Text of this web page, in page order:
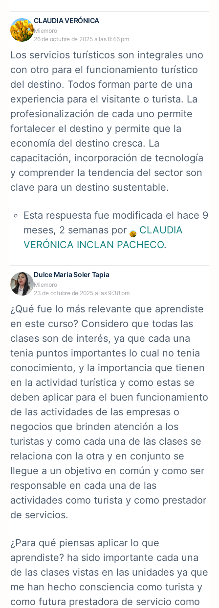
CLAUDIA VERÓNICA
Miembro
26 de octubre de 2025 a las 8:46 pm
Los servicios turísticos son integrales uno
con otro para el funcionamiento turístico
del destino. Todos forman parte de una
experiencia para el visitante o turista. La
profesionalización de cada uno permite
fortalecer el destino y permite que la
economía del destino cresca. La
capacitación, incorporación de tecnología
y comprender la tendencia del sector son
clave para un destino sustentable.
Esta respuesta fue modificada el hace 9
meses, 2 semanas por
CLAUDIA
VERÓNICA INCLAN PACHECO.
Dulce Maria Soler Tapia
Miembro
23 de octubre de 2025 a las 9:38 pm
¿Qué fue lo más relevante que aprendiste
en este curso? Considero que todas las
clases son de interés, ya que cada una
tenia puntos importantes lo cual no tenia
conocimiento, y la importancia que tienen
en la actividad turística y como estas se
deben aplicar para el buen funcionamiento
de las actividades de las empresas o
negocios que brinden atención a los
turistas y como cada una de las clases se
relaciona con la otra y en conjunto se
llegue a un objetivo en común y como ser
responsable en cada una de las
actividades como turista y como prestador
de servicios.
¿Para qué piensas aplicar lo que
aprendiste? ha sido importante cada una
de las clases vistas en las unidades ya que
me han hecho consciencia como turista y
como futura prestadora de servicio como